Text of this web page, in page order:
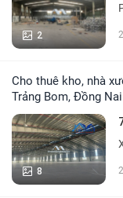
2
Cho thuê kho, nhà xưởng tại Đường Nguyễn Trãi, Trảng Bom,
Trảng Bom, Đồng
8